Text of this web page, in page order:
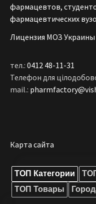
фармацевтов,
фармацевтических
Лицензия МОЗ Украины
тел.: 0412 48-11-31
Телефон для
mail.:
Карта сайта
ТОП Категории
ТОП Товары